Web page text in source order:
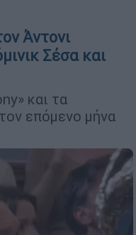
Άντονι
Σέσα και
και τα
επόμενο μήνα